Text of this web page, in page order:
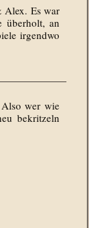
Alex. Es war
überholt, an
irgendwo
wer wie
bekritzeln